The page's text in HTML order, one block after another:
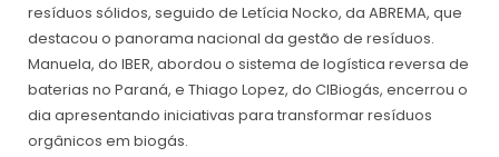
resíduos sólidos, seguido de Letícia Nocko, da ABREMA, que
destacou o panorama nacional da gestão de resíduos.
Manuela, do IBER, abordou o sistema de logística reversa de
baterias no Paraná, e Thiago Lopez, do CIBiogás, encerrou o
dia apresentando iniciativas para transformar resíduos
orgânicos em biogás.